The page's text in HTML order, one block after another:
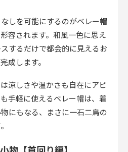
しを可能にするのがベレー帽
容されます。和風一色に思え
するだけで都会的に見えるお
成します。
涼しさや温かさも自在にアピ
手軽に使えるベレー帽は、着
にもなる、まさに一石二鳥の